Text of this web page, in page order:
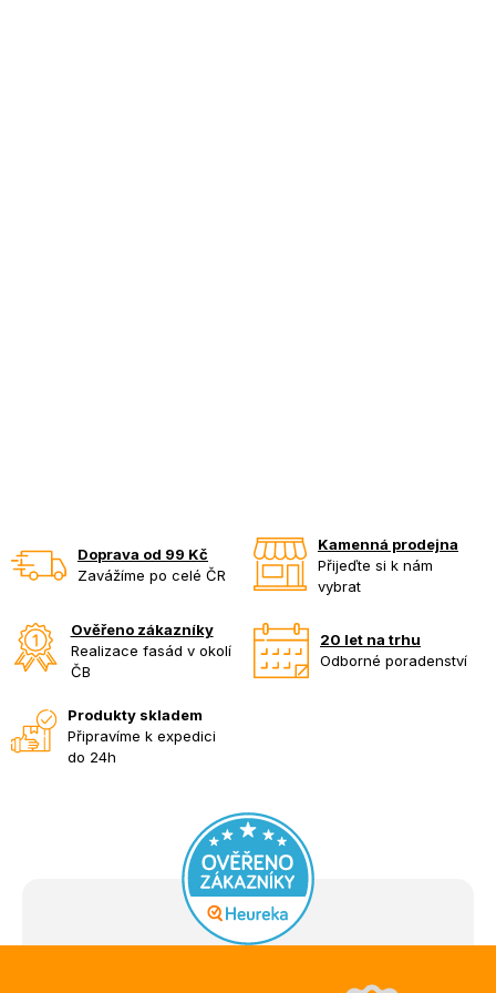
Doprava od 99 Kč
Zavážíme po celé ČR
Kamenná prodejna
Přijeďte si k nám
vybrat
Ověřeno zákazníky
Realizace fasád v okolí
ČB
20 let na trhu
Odborné poradenství
Produkty skladem
Připravíme k expedici
do 24h